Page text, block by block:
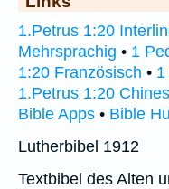
1.Petrus 1:20
Mehrsprachig • 1
1:20 Französisch •
1.Petrus 1:20
Bible Apps • Bible
Lutherbibel 1912
Textbibel des Alten